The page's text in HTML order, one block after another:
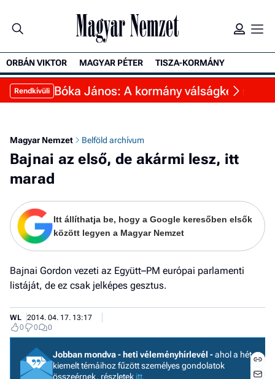
ORBÁN VIKTOR MAGYAR PÉTER TISZA-KORMÁNY
Rendkívüli Bóka János: A kormány
Magyar Nemzet Belföld archívum
Bajnai az első, de akármi lesz, itt
marad
Itt állíthatja be, hogy a Google keresőben elsők
között legyen a Magyar Nemzet
Bajnai Gordon vezeti az Együtt–PM európai parlamenti
listáját, de ez csak jelképes gesztus.
WL
2014. 04. 17. 13:17
0
0 0
Jobban mondva - heti véleményhírlevél -ahol a hét
kiemelt témáihoz fűzött személyes gondolatok
összeérnek, részletek itt.